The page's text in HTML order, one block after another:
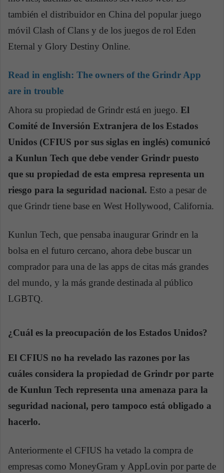
también el distribuidor en China del popular juego
móvil Clash of Clans y de los juegos de rol Eden
Eternal y Glory Destiny Online.
Read in english: The owners of the Grindr App
are in trouble
Ahora su propiedad de Grindr está en juego. El
Comité de Inversión Extranjera de los Estados
Unidos (CFIUS por sus siglas en inglés) comunicó
a Kunlun Tech que debe vender Grindr puesto
que su propiedad de esta empresa representa un
riesgo para la seguridad nacional. Esto a pesar de
que Grindr tiene base en West Hollywood, California.
Kunlun Tech, que pensaba inaugurar Grindr en la
bolsa en el futuro cercano, ahora debe buscar un
comprador para una de las apps de citas más grandes
del mundo, y la más grande destinada al público
LGBTQ.
¿Cuál es la preocupación de los Estados Unidos?
El CFIUS no ha revelado las razones por las
cuáles considera la propiedad de Grindr por parte
de Kunlun Tech representa una amenaza para la
seguridad nacional, pero tampoco está obligado a
hacerlo.
Anteriormente el CFIUS ha vetado la compra de
empresas como MoneyGram y AppLovin por parte de